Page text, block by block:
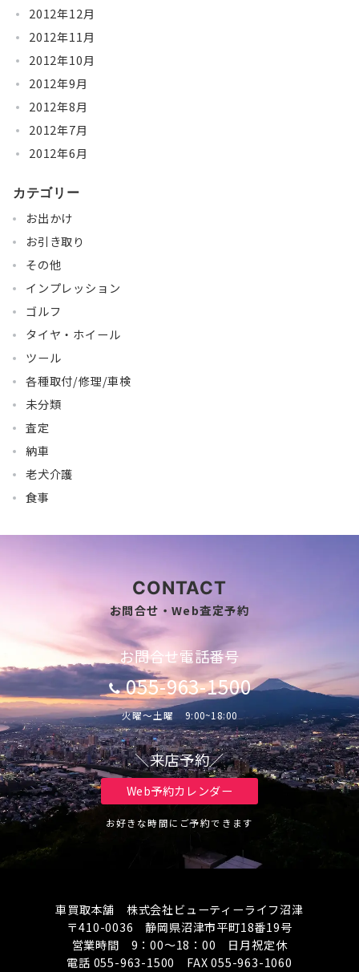
2012年12月
2012年11月
2012年10月
2012年9月
2012年8月
2012年7月
2012年6月
カテゴリー
お出かけ
お引き取り
その他
インプレッション
ゴルフ
タイヤ・ホイール
ツール
各種取付/修理/車検
未分類
査定
納車
老犬介護
食事
CONTACT
お問合せ・Web査定予約
お問合せ電話番号
055-963-1500
火曜～土曜 9:00~18:00
＼来店予約／
Web予約カレンダー
お好きな時間にご予約できます
車買取本舗 株式会社ビューティーライフ沼津
〒410-0036 静岡県沼津市平町18番19号
営業時間 9：00～18：00 日月祝定休
電話 055-963-1500 FAX 055-963-1060